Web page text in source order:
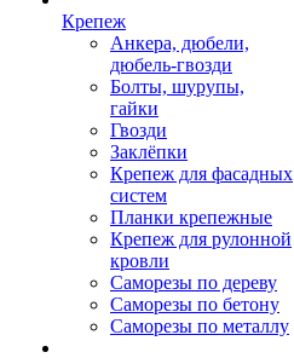
Крепеж
Анкера, дюбели,
дюбель-гвозди
Болты, шурупы,
гайки
Гвозди
Заклёпки
Крепеж для фасадных
систем
Планки крепежные
Крепеж для рулонной
кровли
Саморезы по дереву
Саморезы по бетону
Саморезы по металлу